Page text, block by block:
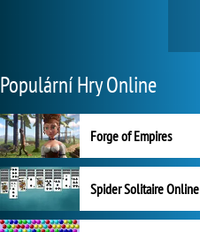
Populární Hry Online
Forge of Empires
Spider Solitaire Online